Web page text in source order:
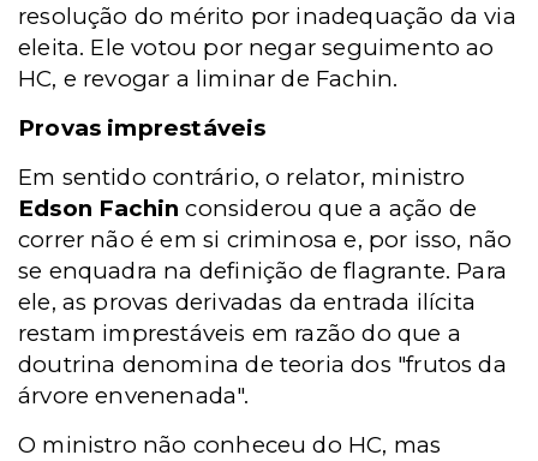
resolução do mérito por inadequação da via
eleita. Ele votou por negar seguimento ao
HC, e revogar a liminar de Fachin.
Provas imprestáveis
Em sentido contrário, o relator, ministro
Edson Fachin considerou que a ação de
correr não é em si criminosa e, por isso, não
se enquadra na definição de flagrante. Para
ele, as provas derivadas da entrada ilícita
restam imprestáveis em razão do que a
doutrina denomina de teoria dos "frutos da
árvore envenenada".
O ministro não conheceu do HC, mas